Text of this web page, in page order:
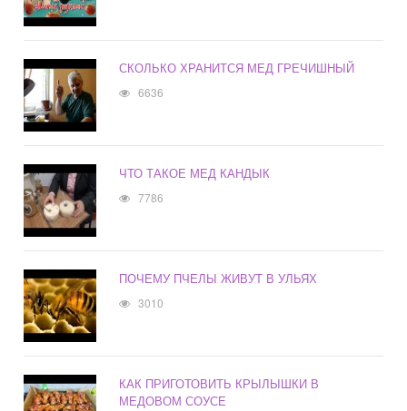
СКОЛЬКО ХРАНИТСЯ МЕД ГРЕЧИШНЫЙ
6636
ЧТО ТАКОЕ МЕД КАНДЫК
7786
ПОЧЕМУ ПЧЕЛЫ ЖИВУТ В УЛЬЯХ
3010
КАК ПРИГОТОВИТЬ КРЫЛЫШКИ В
МЕДОВОМ СОУСЕ